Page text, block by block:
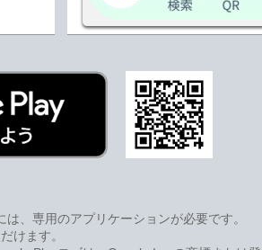
、専用のアプリケーションが必要です。
けます。